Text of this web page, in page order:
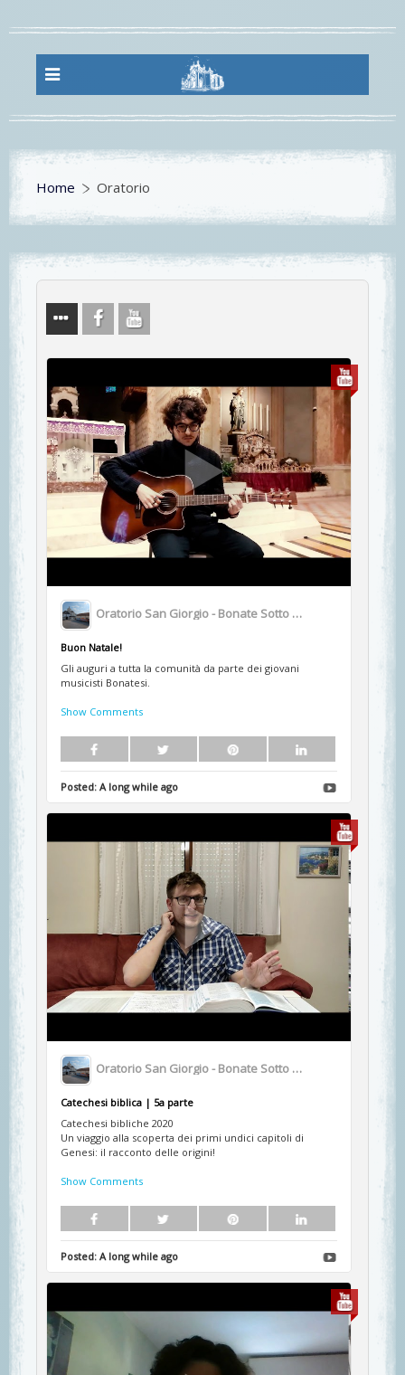
Home Oratorio
Oratorio San Giorgio - Bonate Sotto BG
Buon Natale!
Gli auguri a tutta la comunità da parte dei giovani
musicisti Bonatesi.
Show Comments
Posted: A long while ago
Oratorio San Giorgio - Bonate Sotto BG
Catechesi biblica | 5a parte
Catechesi bibliche 2020
Un viaggio alla scoperta dei primi undici capitoli di
Genesi: il racconto delle origini!
Show Comments
Posted: A long while ago